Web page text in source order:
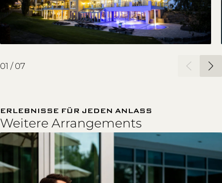
02 /07
ERLEBNISSE FÜR JEDEN ANLASS
Weitere Arrangements